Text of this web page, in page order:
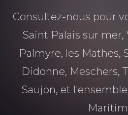
Consultez-nous pour
Saint Palais sur mer,
Palmyre, les Mathes,
Didonne, Meschers,
Saujon, et